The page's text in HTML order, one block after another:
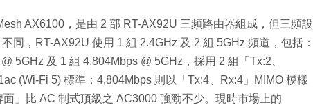
AX6100，是由 2 部 RT-AX92U 三頻路由器組成，但三頻設
同，RT-AX92U 使用 1 組 2.4GHz 及 2 組 5GHz 頻道，包括：
5GHz 及 1 組 4,804Mbps @ 5GHz，採用 2 組「Tx:2、
(Wi-Fi 5) 標準；4,804Mbps 則以「Tx:4、Rx:4」MIMO 模樣
」比 AC 制式頂級之 AC3000 強勁不少。現時市場上的